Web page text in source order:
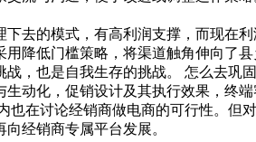
的模式，有高利润支撑，而现在
降低门槛策略，将渠道触角伸向了
，也是自我生存的挑战。 怎么去巩
动化，促销设计及其执行效果，终
在讨论经销商做电商的可行性。但
经销商专属平台发展。